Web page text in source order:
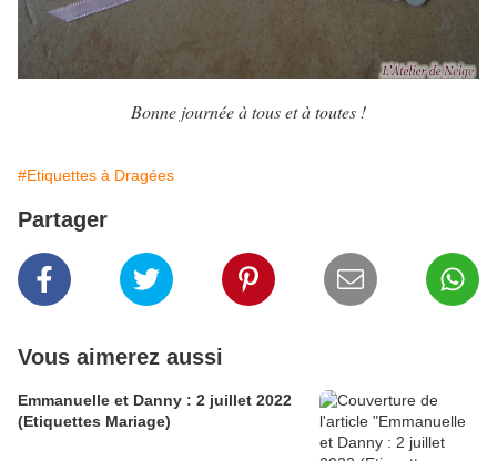
Bonne journée à tous et à toutes !
#Etiquettes à Dragées
Partager
Vous aimerez aussi
Emmanuelle et Danny : 2 juillet 2022
(Etiquettes Mariage)